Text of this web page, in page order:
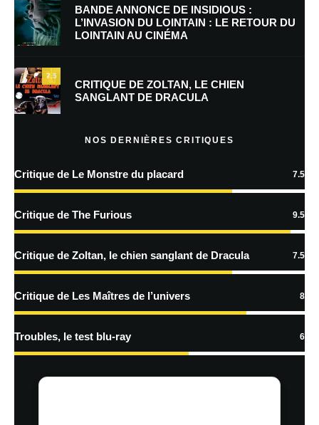
7 novembre 2009 à 18 h 53 min
lol
Laisser un commentaire
Commentaire
Nom*
BANDE ANNONCE DE INSIDIOUS :
L’INVASION DU LOINTAIN : LE RETOUR DU
LOINTAIN AU CINÉMA
7.5
CRITIQUE DE ZOLTAN, LE CHIEN
SANGLANT DE DRACULA
NOS DERNIÈRES CRITIQUES
Critique de Le Monstre du placard 7.5
Critique de The Furious 9.5
Critique de Zoltan, le chien sanglant de Dracula 7.5
Critique de Les Maîtres de l’univers 8
Troubles, le test blu-ray 6